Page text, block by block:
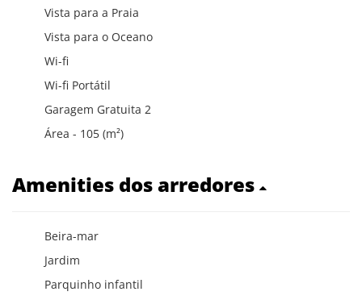
Vista para a Praia
Vista para o Oceano
Wi-fi
Wi-fi Portátil
Garagem Gratuita 2
Área - 105 (m²)
Amenities dos arredores
Beira-mar
Jardim
Parquinho infantil